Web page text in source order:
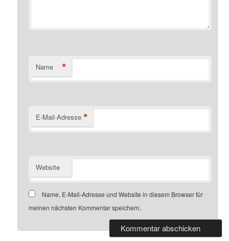
Name *
E-Mail-Adresse *
Website
Name, E-Mail-Adresse und Website in diesem Browser für
meinen nächsten Kommentar speichern.